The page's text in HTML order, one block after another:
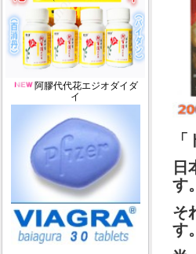
阿膠代代花エジオダイダ
イ
日
す。
そ
す。